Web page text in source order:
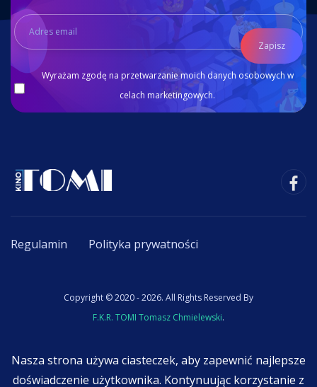
Nasza strona używa ciasteczek, aby zapewnić najlepsze
doświadczenie użytkownika. Kontynuując korzystanie z
Zapisz
Wyrażam zgodę na przetwarzanie moich danych osobowych w
celach marketingowych.
Regulamin Polityka prywatności
Copyright © 2020 - 2026. All Rights Reserved By
F.K.R. TOMI Tomasz Chmielewski.